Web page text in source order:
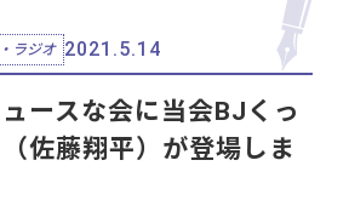
ラジオ 2021.5.14
ースな会に当会BJくっ
佐藤翔平）が登場しま